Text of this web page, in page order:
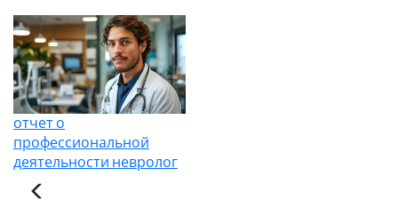
отчет о
профессиональной
деятельности невролог